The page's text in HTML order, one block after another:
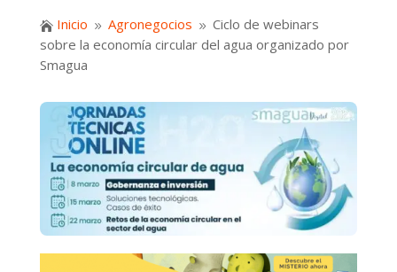
 Inicio 9 Agronegocios 9 Ciclo de webinars
sobre la economía circular del agua organizado por
Smagua